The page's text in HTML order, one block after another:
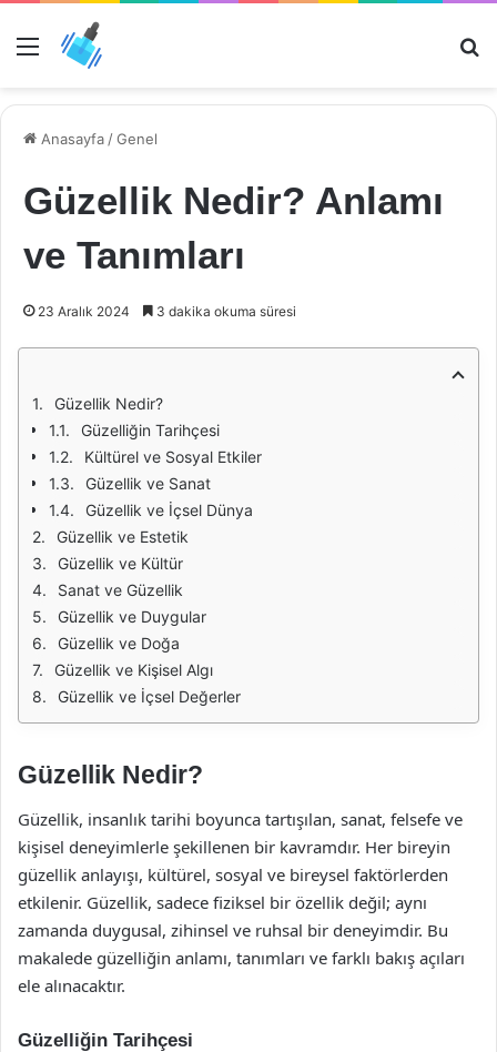
Menü
Anasayfa /Genel
Güzellik Nedir? Anlamı
ve Tanımları
23 Aralık 2024 3 dakika okuma süresi
Güzellik Nedir?
Güzelliğin Tarihçesi
Kültürel ve Sosyal Etkiler
Güzellik ve Sanat
Güzellik ve İçsel Dünya
Güzellik ve Estetik
Güzellik ve Kültür
Sanat ve Güzellik
Güzellik ve Duygular
Güzellik ve Doğa
Güzellik ve Kişisel Algı
Güzellik ve İçsel Değerler
Güzellik Nedir?
Güzellik, insanlık tarihi boyunca tartışılan, sanat, felsefe ve
kişisel deneyimlerle şekillenen bir kavramdır. Her bireyin
güzellik anlayışı, kültürel, sosyal ve bireysel faktörlerden
etkilenir. Güzellik, sadece fiziksel bir özellik değil; aynı
zamanda duygusal, zihinsel ve ruhsal bir deneyimdir. Bu
makalede güzelliğin anlamı, tanımları ve farklı bakış açıları
ele alınacaktır.
Güzelliğin Tarihçesi